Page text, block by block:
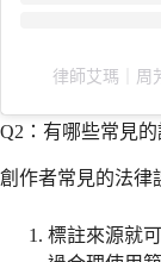
律師艾瑪｜周
Q2：有哪些常見
創作者常見的法律
標註來源就